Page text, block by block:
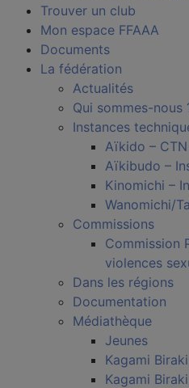
Trouver un club
Mon espace FFAAA
Documents
La fédération
Actualités
Qui sommes-nous
Instances
Aïkido – CTN
Aïkibudo –
Kinomichi –
Wanomichi/
Commissions
Commission
violences
Dans les régions
Documentation
Médiathèque
Jeunes
Kagami
Kagami